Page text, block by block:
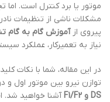
موتور یا برد کنترل است. اما
مشکلات ناشی از تنظیمات
پیروی ازآموزش گام به گام
نیاز به تعمیرکار، عملکرد
در این مقاله، شما با نکات
توازن نیرو بین موتور اول و
DS و F1/F2
آشنا خواهید شد.